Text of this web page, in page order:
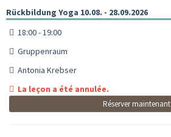
Rückbildung Yoga 10.08. - 28.09.2026
18:00 - 19:00
Gruppenraum
Antonia Krebser
La leçon a été annulée.
Réserver maintenant